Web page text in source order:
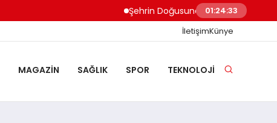
Şehrin Doğusundan Boğaz Kıyılarına
01:24:34
İletişimKünye
MAGAZIN SAĞLIK SPOR TEKNOLOJI